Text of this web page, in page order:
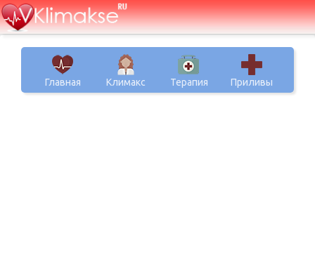
Главная Климакс Терапия Приливы